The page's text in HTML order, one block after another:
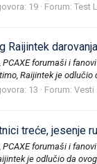
19 Forum: Test
Raijintek
PCAXE forumaši i
Raijintek je odlučio
13 Forum: Vesti
treće, jesenje
PCAXE forumaši i
je odlučio da